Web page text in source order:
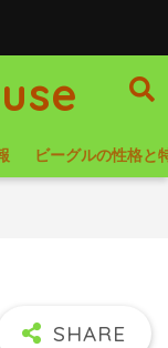
ビーグルの性格と